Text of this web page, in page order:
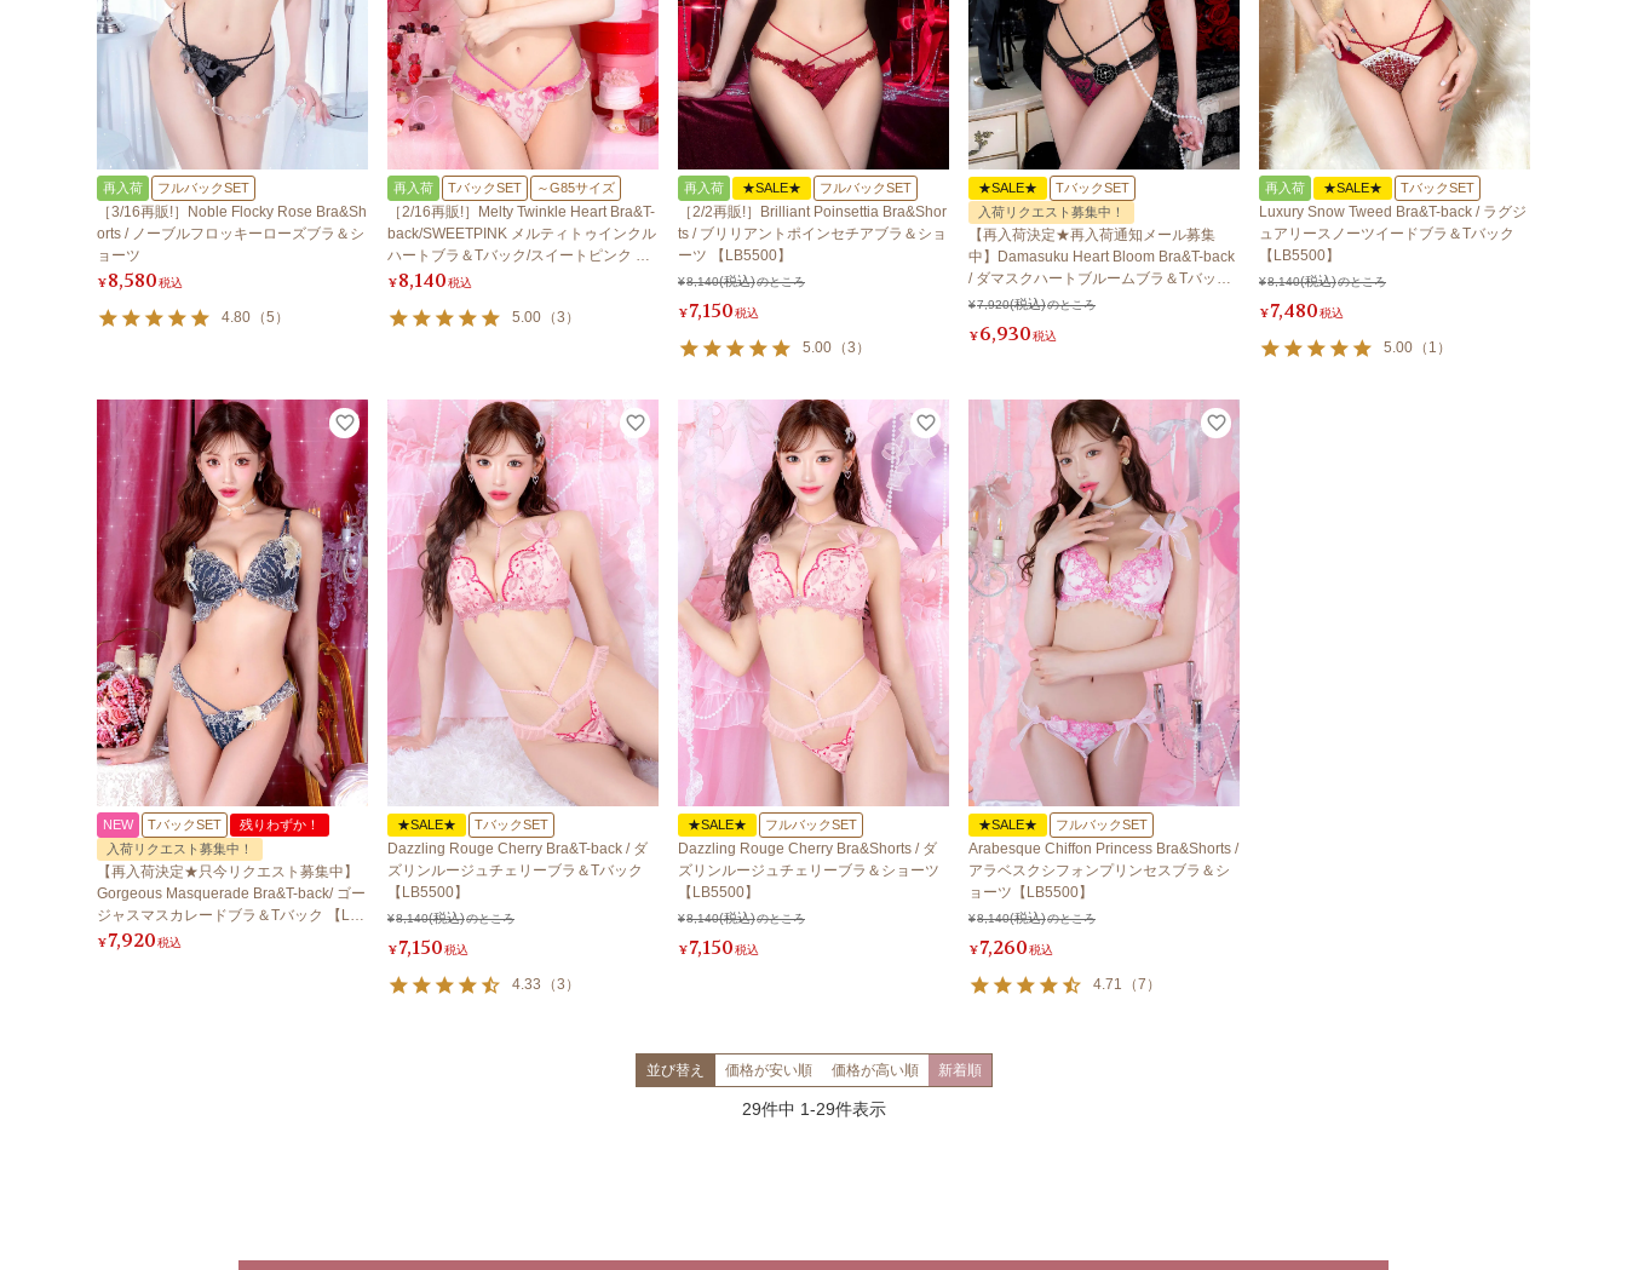
再入荷 フルバックSET
［3/16再販!］Noble Flocky Rose Bra&Sh
orts / ノーブルフロッキーローズブラ＆シ
ョーツ
¥8,580税込
4.80 （5 ）
再入荷 TバックSET ～G85サイズ
［2/16再販!］Melty Twinkle Heart Bra&T-
back/SWEETPINK メルティトゥインクル
ハートブラ＆Tバック/スイートピンク 【L
B5500】
¥8,140税込
5.00 （3 ）
再入荷 ★SALE★ フルバックSET
［2/2再販!］Brilliant Poinsettia Bra&Shor
ts / ブリリアントポインセチアブラ＆ショ
ーツ 【LB5500】
¥8,140 のところ
¥7,150税込
5.00 （3 ）
★SALE★
TバックSET
入荷リクエスト募集中！
【再入荷決定★再入荷通知メール募集
中】Damasuku Heart Bloom Bra&T-back
/ ダマスクハートブルームブラ＆Tバック
【LB5500】
¥7,920 のところ
¥6,930税込
再入荷 ★SALE★ TバックSET
Luxury Snow Tweed Bra&T-back / ラグジ
ュアリースノーツイードブラ＆Tバック
【LB5500】
¥8,140 のところ
¥7,480税込
5.00 （ 1 ）
NEW TバックSET
残りわずか！
入荷リクエスト募集中！
【再入荷決定★只今リクエスト募集中】
Gorgeous Masquerade Bra&T-back/ ゴー
ジャスマスカレードブラ＆Tバック 【LB5
500】
¥7,920税込
★SALE★ TバックSET
Dazzling Rouge Cherry Bra&T-back / ダ
ズリンルージュチェリーブラ＆Tバック
【LB5500】
¥8,140 のところ
¥7,150税込
4.33 （3 ）
★SALE★ フルバックSET
Dazzling Rouge Cherry Bra&Shorts / ダ
ズリンルージュチェリーブラ＆ショーツ
【LB5500】
¥8,140 のところ
¥7,150税込
★SALE★ フルバックSET
Arabesque Chiffon Princess Bra&Shorts /
アラベスクシフォンプリンセスブラ＆シ
ョーツ【LB5500】
¥8,140 のところ
¥7,260税込
4.71 （7 ）
並び替え 価格が安い順 価格が高い順 新着順
29件中 1-29件表示